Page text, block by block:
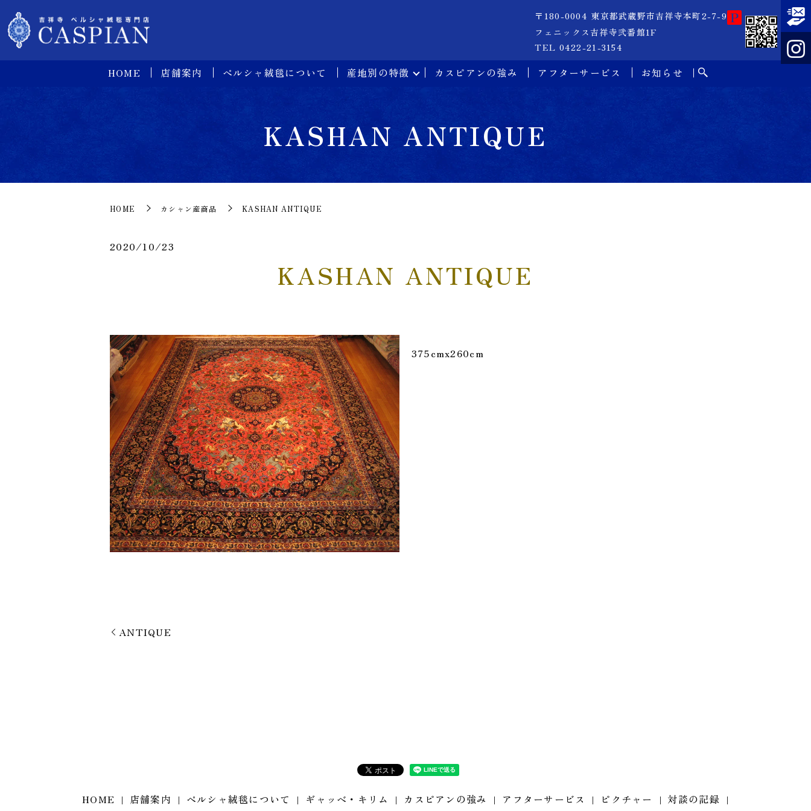
HOME 店舗案内 ペルシャ絨毯について 産地別の特徴 カスピアンの強み アフターサービス お知らせ
〒180-0004 東京都武蔵野市吉祥寺本町2-7-9
フェニックス吉祥寺弐番館1F
TEL 0422-21-3154
KASHAN ANTIQUE
HOME カシャン産商品 KASHAN ANTIQUE
2020/10/23
KASHAN ANTIQUE
375cmx260cm
ANTIQUE
HOME 店舗案内 ペルシャ絨毯について ギャッベ・キリム カスピアンの強み アフターサービス ピクチャー 対談の記録